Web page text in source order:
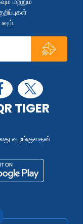
TIGER
வழங்குவதன்